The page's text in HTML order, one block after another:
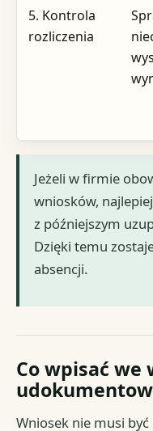
5. Kontrola
rozliczenia
Jeżeli w firmie
wniosków,
z późniejszym
Dzięki temu
absencji.
Co wpisać we
Wniosek nie musi